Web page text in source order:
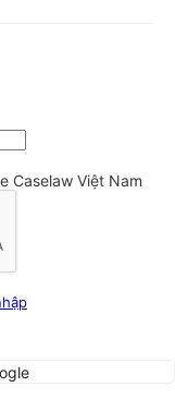
Caselaw Việt Nam